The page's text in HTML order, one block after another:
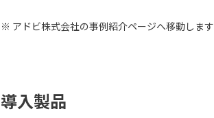
※ アドビ株式会社の事例紹介ページへ移動します
導入製品